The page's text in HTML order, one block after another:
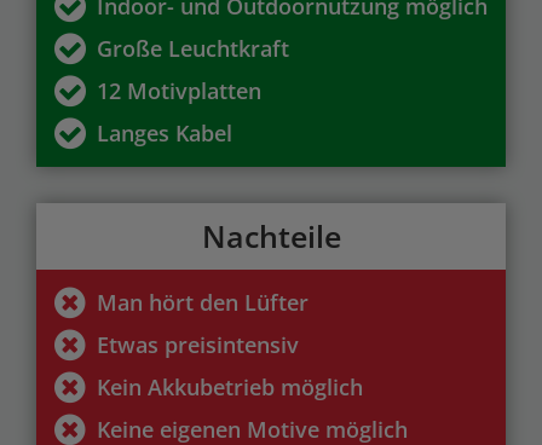
Große Leuchtkraft
12 Motivplatten
Langes Kabel
Nachteile
Man hört den Lüfter
Etwas preisintensiv
Kein Akkubetrieb möglich
Keine eigenen Motive möglich